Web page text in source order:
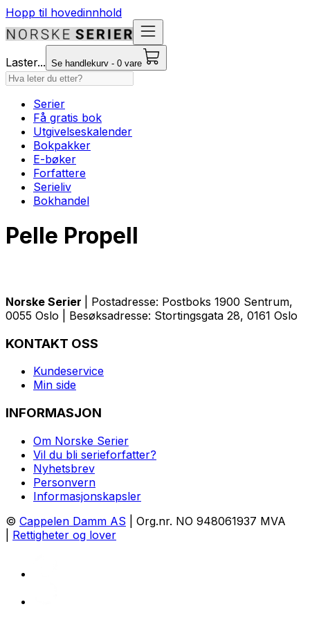
Hopp til hovedinnhold
Laster... Se handlekurv - 0 vare
Serier
Få gratis bok
Utgivelseskalender
Bokpakker
E-bøker
Forfattere
Serieliv
Bokhandel
Pelle Propell
Norske Serier
| Postadresse: Postboks 1900 Sentrum,
0055 Oslo | Besøksadresse: Stortingsgata 28, 0161 Oslo
KONTAKT OSS
Kundeservice
Min side
INFORMASJON
Om Norske Serier
Vil du bli serieforfatter?
Nyhetsbrev
Personvern
Informasjonskapsler
© Cappelen Damm AS | Org.nr. NO 948061937 MVA
Rettigheter og lover